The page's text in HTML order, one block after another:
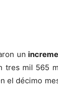
un
tres mil 565
el décimo